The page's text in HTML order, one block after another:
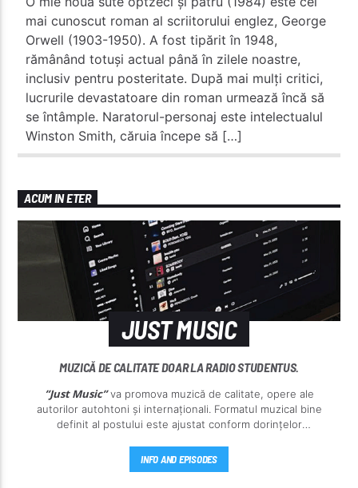
mai cunoscut roman al scriitorului englez, George
Orwell (1903-1950). A fost tipărit în 1948,
rămânând totuși actual până în zilele noastre,
inclusiv pentru posteritate. După mai mulți critici,
lucrurile devastatoare din roman urmează încă să
se întâmple. Naratorul-personaj este intelectualul
Winston Smith, căruia începe să […]
ACUM IN ETER
JUST MUSIC
MUZICĂ DE CALITATE DOAR LA RADIO STUDENTUS.
”Just Music”va promova muzică de calitate, opere ale
autorilor autohtoni și internaționali. Formatul muzical bine
definit al postului este ajustat conform dorințelor
INFO AND EPISODES